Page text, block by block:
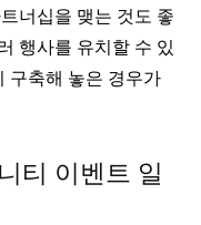
너십을 맺는 것도 좋
행사를 유치할 수 있
구축해 놓은 경우가
티 이벤트 일